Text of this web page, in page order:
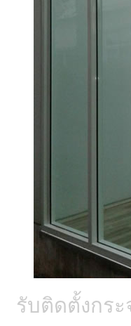
รับติดตั้งกร